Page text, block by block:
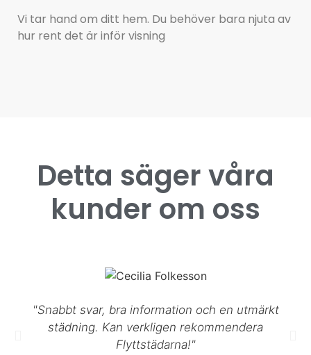
Vi tar hand om ditt hem. Du behöver bara njuta av
hur rent det är inför visning
Detta säger våra
kunder om oss
"Snabbt svar, bra information och en utmärkt
städning. Kan verkligen rekommendera
Flyttstädarna!"